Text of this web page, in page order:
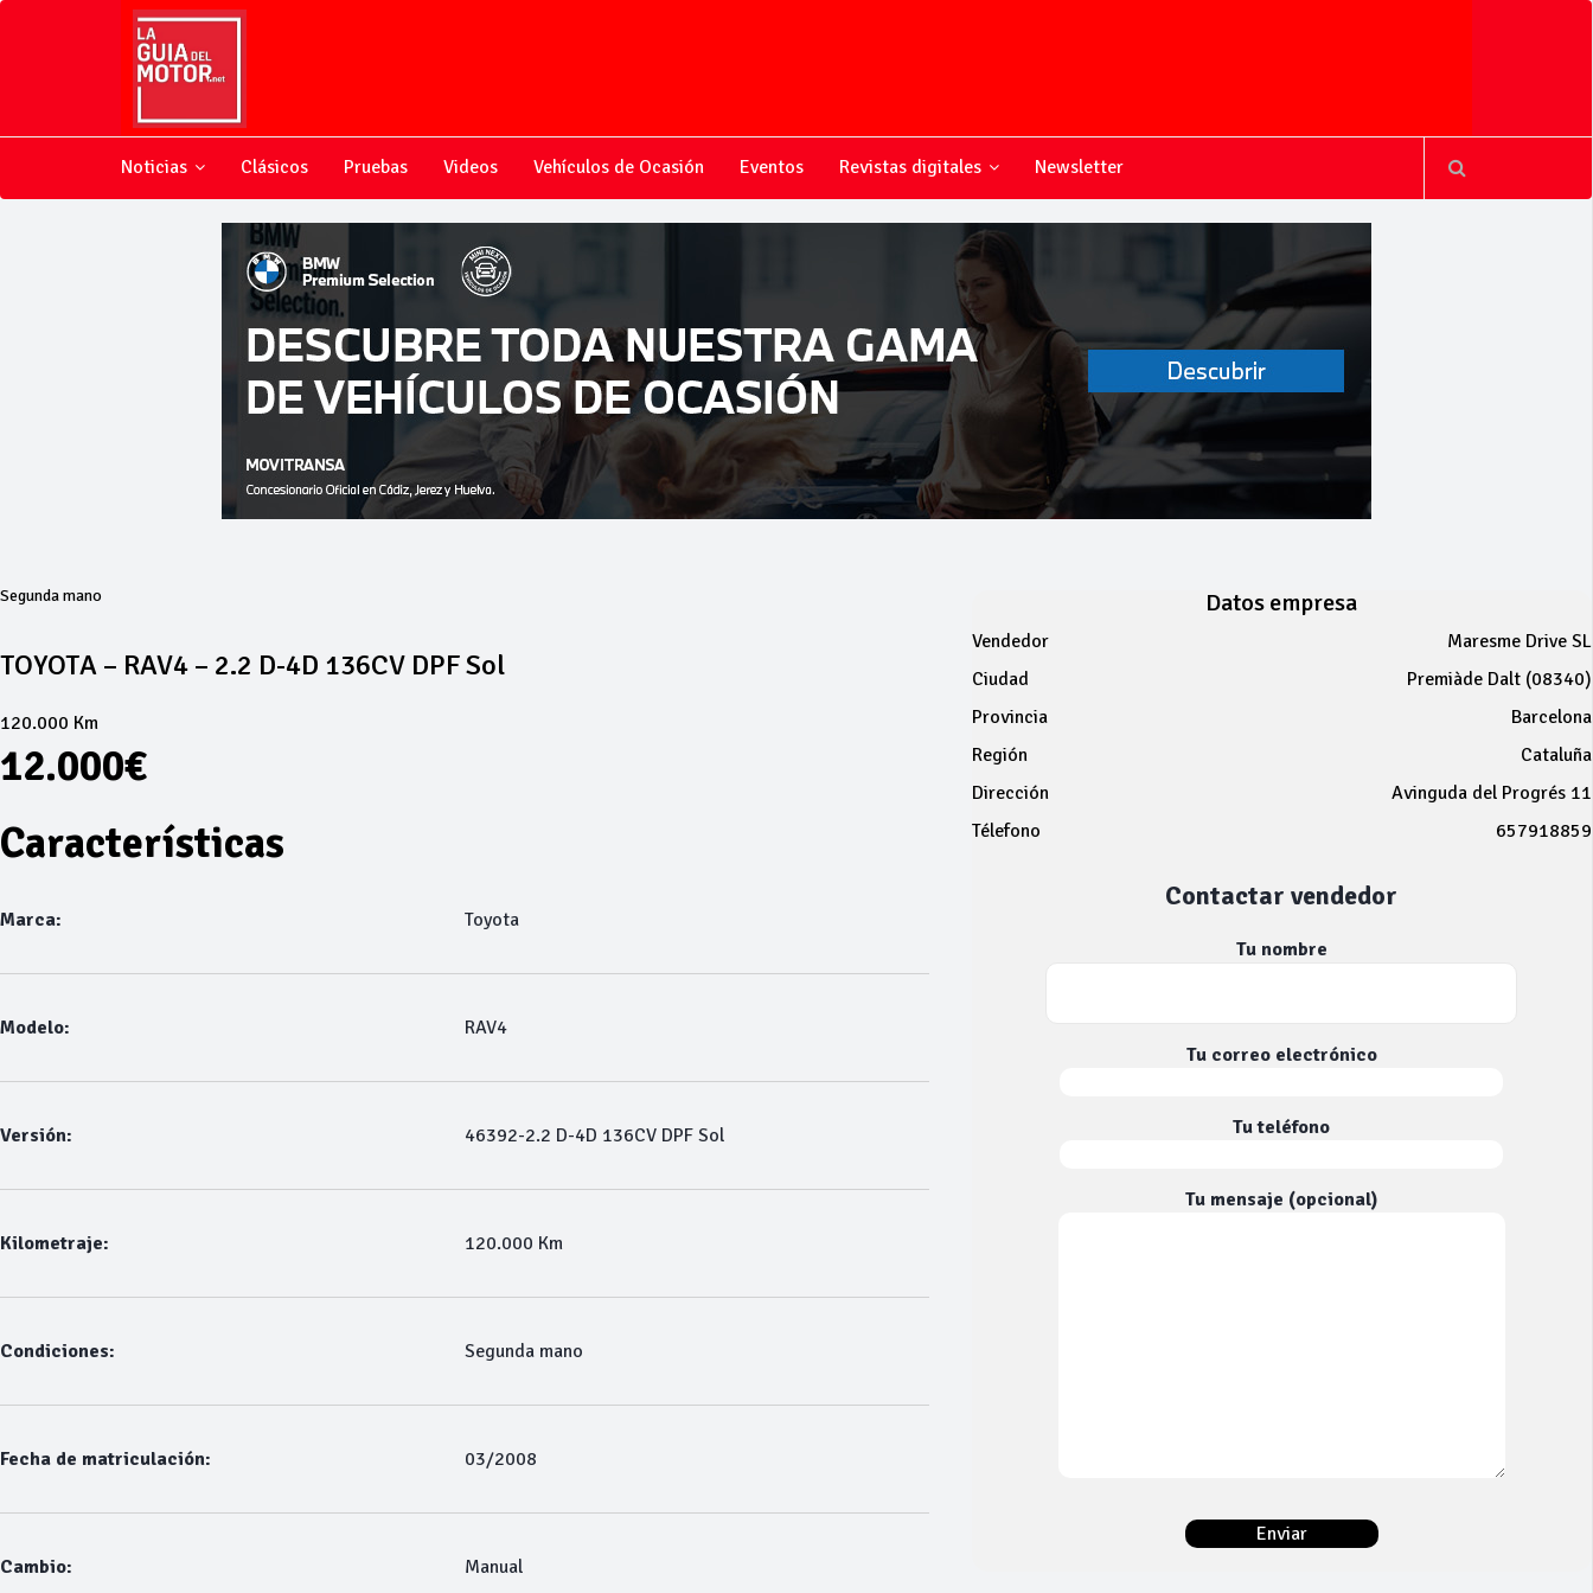
Noticias Clásicos Pruebas Videos Vehículos de Ocasión Eventos Revistas digitales Newsletter
Segunda mano
TOYOTA – RAV4 – 2.2 D-4D 136CV DPF Sol
120.000 Km
12.000€
Características
Marca: Toyota
Modelo: RAV4
Versión: 46392-2.2 D-4D 136CV DPF Sol
Kilometraje: 120.000 Km
Condiciones: Segunda mano
Fecha de matriculación: 03/2008
Cambio: Manual
Datos empresa
Vendedor
Maresme Drive SL
Ciudad
Premiàde Dalt (08340)
Provincia
Barcelona
Región
Cataluña
Dirección
Avinguda del Progrés 11
Télefono
657918859
Contactar vendedor
Tu nombre
Tu correo electrónico
Tu teléfono
Tu mensaje (opcional)